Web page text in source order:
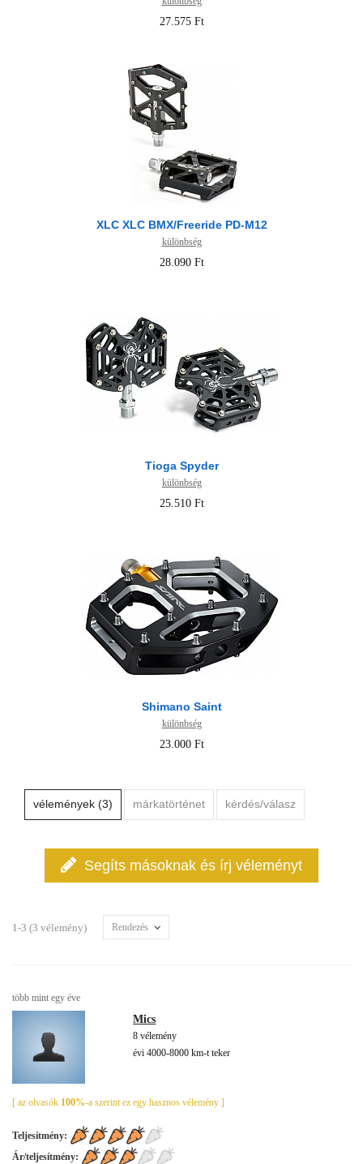
27.575 Ft
XLC XLC BMX/Freeride PD-M12
különbség
28.090 Ft
Tioga Spyder
különbség
25.510 Ft
Shimano Saint
különbség
23.000 Ft
vélemények (3) márkatörténet kérdés/válasz
Segíts másoknak és írj véleményt
1-3 (3 vélemény) Rendezés
több mint egy éve
Mics
8 vélemény
évi 4000-8000 km-t teker
[ az olvasók 100%-a szerint ez egy hasznos vélemény ]
Teljesítmény:
Ár/teljesítmény: